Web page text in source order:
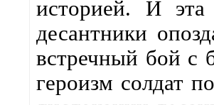
историей. И
десантники
встречный бой с
героизм солдат